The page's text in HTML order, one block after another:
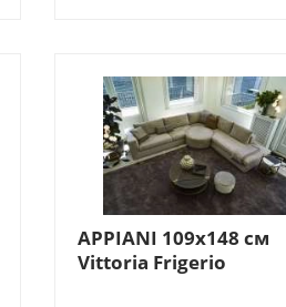
APPIANI 109х148 см
Vittoria Frigerio